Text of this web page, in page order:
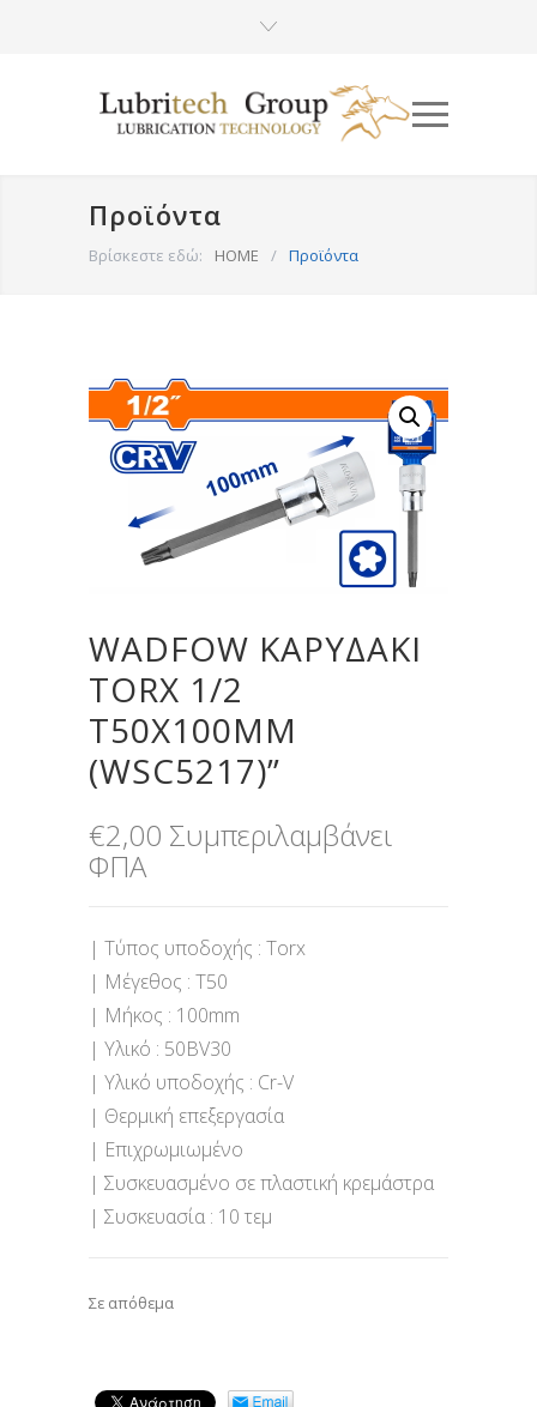
Προϊόντα
Βρίσκεστε εδώ: HOME / Προϊόντα
WADFOW ΚΑΡΥΔΑΚΙ
TORX 1/2
T50Χ100MM
(WSC5217)”
€2,00 Συμπεριλαμβάνει
ΦΠΑ
| Τύπος υποδοχής : Torx
| Μέγεθος : T50
| Μήκος : 100mm
| Υλικό : 50BV30
| Υλικό υποδοχής : Cr-V
| Θερμική επεξεργασία
| Επιχρωμιωμένο
| Συσκευασμένο σε πλαστική κρεμάστρα
| Συσκευασία : 10 τεμ
Σε απόθεμα